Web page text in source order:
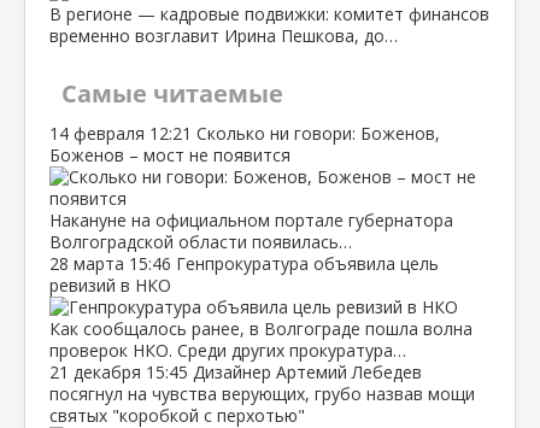
В регионе — кадровые подвижки: комитет финансов
временно возглавит Ирина Пешкова, до…
Самые читаемые
14 февраля 12:21 Сколько ни говори: Боженов,
Боженов – мост не появится
Накануне на официальном портале губернатора
Волгоградской области появилась…
28 марта 15:46 Генпрокуратура объявила цель
ревизий в НКО
Как сообщалось ранее, в Волгограде пошла волна
проверок НКО. Среди других прокуратура…
21 декабря 15:45 Дизайнер Артемий Лебедев
посягнул на чувства верующих, грубо назвав мощи
святых "коробкой с перхотью"